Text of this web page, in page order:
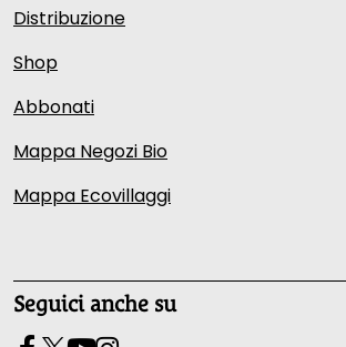
Distribuzione
Shop
Abbonati
Mappa Negozi Bio
Mappa Ecovillaggi
Seguici anche su